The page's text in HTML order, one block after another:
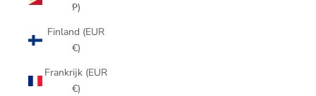
₱)
Finland (EUR
€)
Frankrijk (EUR
€)